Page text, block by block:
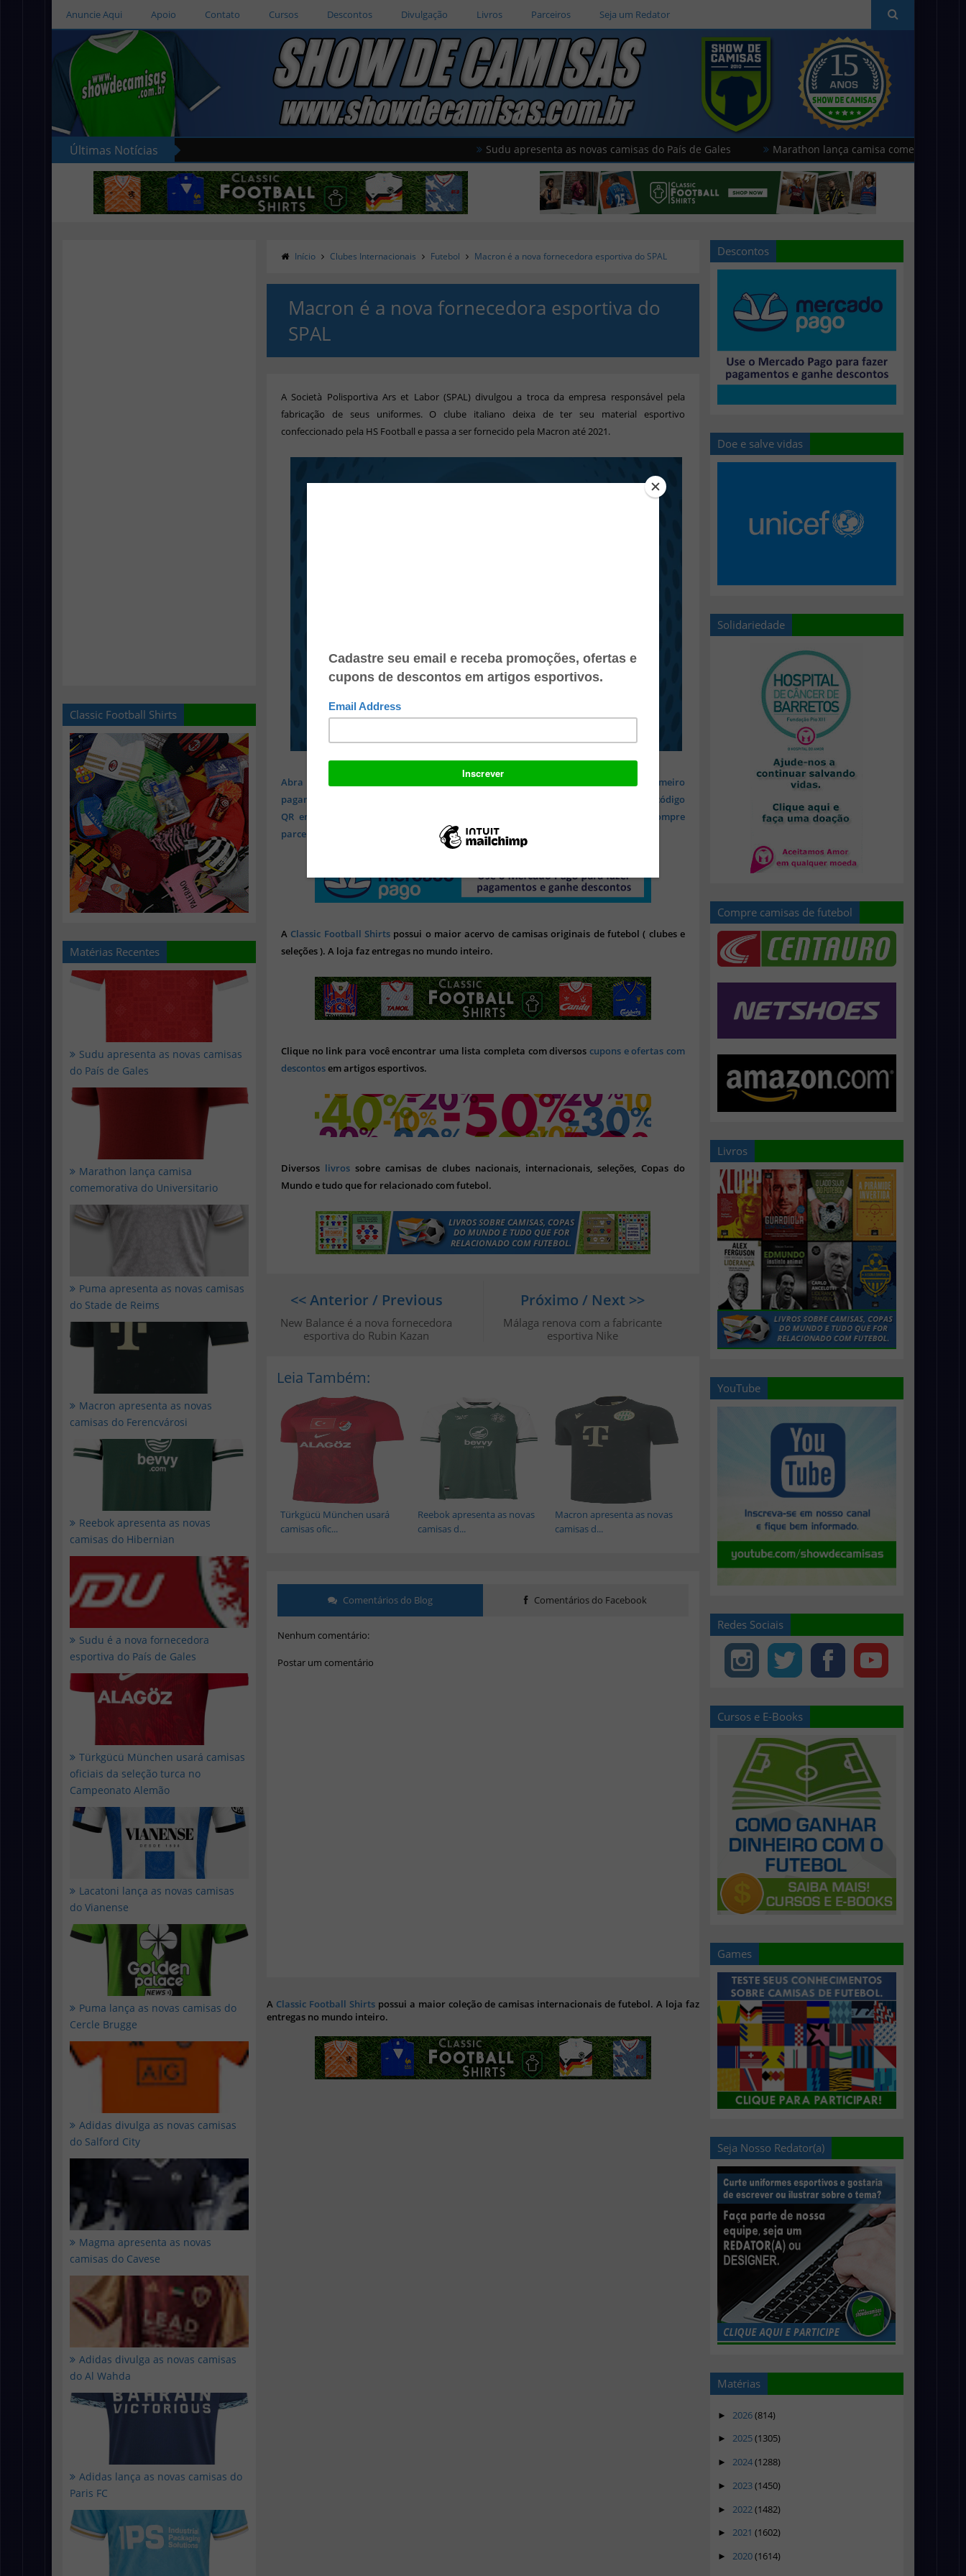
Anuncie Aqui Apoio Contato Cursos Descontos Divulgação Livros Parceiros Seja um Redator
Últimas Notícias Sudu apresenta as novas camisas do País de Gales Marathon lança camisa comemorativa do
Classic Football Shirts
Matérias Recentes
Sudu apresenta as novas camisas
do País de Gales
Marathon lança camisa
comemorativa do Universitario
Puma apresenta as novas camisas
do Stade de Reims
Macron apresenta as novas
camisas do Ferencvárosi
Reebok apresenta as novas
camisas do Hibernian
Sudu é a nova fornecedora
esportiva do País de Gales
Türkgücü München usará camisas
oficiais da seleção turca no
Campeonato Alemão
Lacatoni lança as novas camisas
do Vianense
Puma lança as novas camisas do
Cercle Brugge
Adidas divulga as novas camisas
do Salford City
Magma apresenta as novas
camisas do Cavese
Adidas divulga as novas camisas
do Al Wahda
Adidas lança as novas camisas do
Paris FC
Início Clubes Internacionais Futebol Macron é a nova fornecedora esportiva do SPAL
Macron é a nova fornecedora esportiva do
SPAL
A Società Polisportiva Ars et Labor (SPAL) divulgou a troca da empresa responsável pela
fabricação de seus uniformes. O clube italiano deixa de ter seu material esportivo
confeccionado pela HS Football e passa a ser fornecido pela Macron até 2021.
Abra sua conta digital 100% gratuita no Mercado Pago e ganhe R$ 10 no seu primeiro
pagamento para: Recarregar seu celular, Pagar suas contas de consumo, Pagar com código
QR em milhares de lugares. Multiplique suas economias, faça transferências, compre
parcelado e aproveite todos os benefícios!
A Classic Football Shirts possui o maior acervo de camisas originais de futebol ( clubes e
seleções ). A loja faz entregas no mundo inteiro.
Clique no link para você encontrar uma lista completa com diversoscupons e ofertas com
descontosem artigos esportivos.
Diversos livros sobre camisas de clubes nacionais, internacionais, seleções, Copas do
Mundo e tudo que for relacionado com futebol.
Próximo / Next >>
Málaga renova com a fabricante
esportiva Nike
<< Anterior / Previous
New Balance é a nova fornecedora
esportiva do Rubin Kazan
Leia Também:
Macron apresenta as novas
camisas d...
Reebok apresenta as novas
camisas d...
Türkgücü München usará
camisas ofic...
Comentários do Blog Comentários do Facebook
Nenhum comentário:
Postar um comentário
A Classic Football Shirts possui a maior coleção de camisas internacionais de futebol. A loja faz
entregas no mundo inteiro.
Descontos
Doe e salve vidas
Solidariedade
Compre camisas de futebol
Livros
YouTube
Redes Sociais
Cursos e E-Books
Games
Seja Nosso Redator(a)
Matérias
► 2026(814)
► 2025(1305)
► 2024(1288)
► 2023(1450)
► 2022(1482)
► 2021 (1602)
► 2020(1614)